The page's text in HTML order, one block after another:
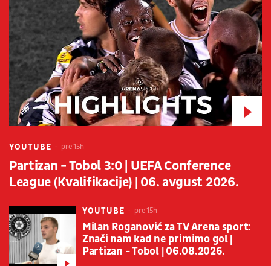
YOUTUBE pre 15h
Partizan - Tobol 3:0 | UEFA Conference
League (Kvalifikacije) | 06. avgust 2026.
YOUTUBE pre 15h
Milan Roganović za TV Arena sport:
Znači nam kad ne primimo gol |
Partizan - Tobol | 06.08.2026.